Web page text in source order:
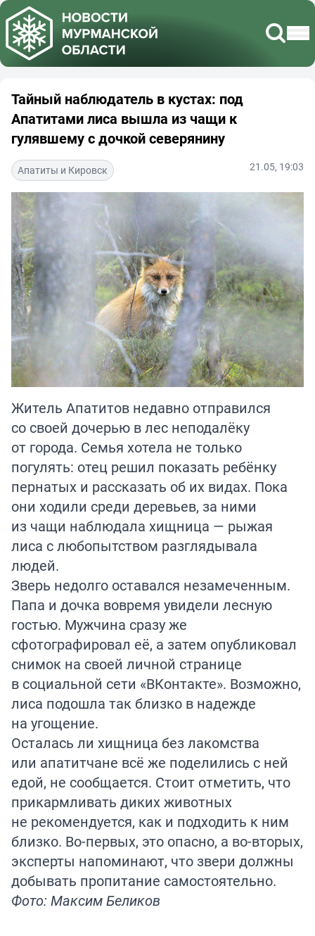
Тайный наблюдатель в кустах: под
Апатитами лиса вышла из чащи к
гулявшему с дочкой северянину
Апатиты и Кировск 21.05, 19:03
Житель Апатитов недавно отправился
со своей дочерью в лес неподалёку
от города. Семья хотела не только
погулять: отец решил показать ребёнку
пернатых и рассказать об их видах. Пока
они ходили среди деревьев, за ними
из чащи наблюдала хищница — рыжая
лиса с любопытством разглядывала
людей.
Зверь недолго оставался незамеченным.
Папа и дочка вовремя увидели лесную
гостью. Мужчина сразу же
сфотографировал её, а затем опубликовал
снимок на своей личной странице
в социальной сети «ВКонтакте». Возможно,
лиса подошла так близко в надежде
на угощение.
Осталась ли хищница без лакомства
или апатитчане всё же поделились с ней
едой, не сообщается. Стоит отметить, что
прикармливать диких животных
не рекомендуется, как и подходить к ним
близко. Во-первых, это опасно, а во-вторых,
эксперты напоминают, что звери должны
добывать пропитание самостоятельно.
Фото: Максим Беликов